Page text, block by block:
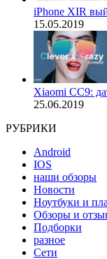
iPhone XIR
15.05.2019
Xiaomi CC9:
25.06.2019
РУБРИКИ
Android
IOS
наши обзоры
Новости
Ноутбуки и
Обзоры и
Подборки
разное
Сети